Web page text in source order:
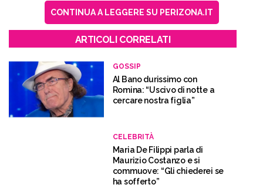
CONTINUA A LEGGERE SU PERIZONA.IT
ARTICOLI CORRELATI
GOSSIP
Al Bano durissimo con
Romina: “Uscivo di notte a
cercare nostra figlia”
CELEBRITÀ
Maria De Filippi parla di
Maurizio Costanzo e si
commuove: “Gli chiederei se
ha sofferto”